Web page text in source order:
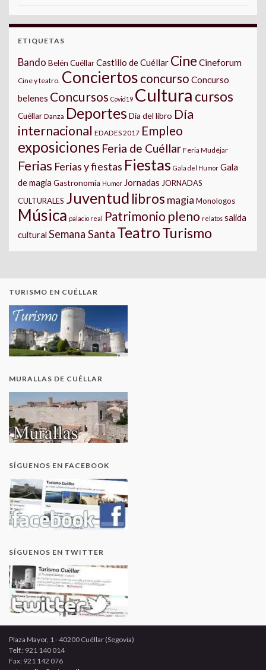
ETIQUETAS
Bando Belén CuéllarCastillo de Cuéllar Cine Cineforum
Cine y teatro. Conciertos concurso Concurso
belenes Concursos Covid19 Cultura cursos
Cuéllar Danza Deportes Día del libro Día
internacional EDADES 2017 Empleo
exposiciones Feria de Cuéllar Feria Mudéjar
Ferias Ferias y fiestas Fiestas Gala del Humor Gala
de magia Gastronomía Humor Jornadas JORNADAS
CULTURALES Juventud libros magia Monologos
Música palacio real Patrimonio pleno relatos salida
cultural Semana Santa TeatroTurismo
TURISMO EN CUÉLLAR
MURALLAS DE CUÉLLAR
SÍGUENOS EN FACEBOOK
SÍGUENOS EN TWITTER
Plaza Mayor, 1 - 40200 Cuéllar (Segovia)
Telf.: 921 140 014
Fax: 921 142 076